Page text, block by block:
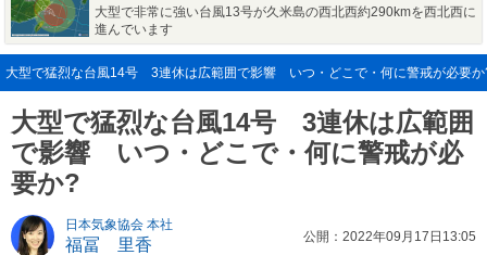
大型で非常に強い台風13号が久米島の西北西約290kmを西北西に
進んでいます
大型で猛烈な台風14号 3連休は広範囲で影響 いつ・どこで・何に警戒が必要
大型で猛烈な台風14号 3連休は広範囲
で影響 いつ・どこで・何に警戒が必
要か?
日本気象協会 本社
福冨 里香 公開：2022年09月17日13:05